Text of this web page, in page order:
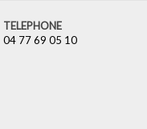
TELEPHONE
04 77 69 05 10